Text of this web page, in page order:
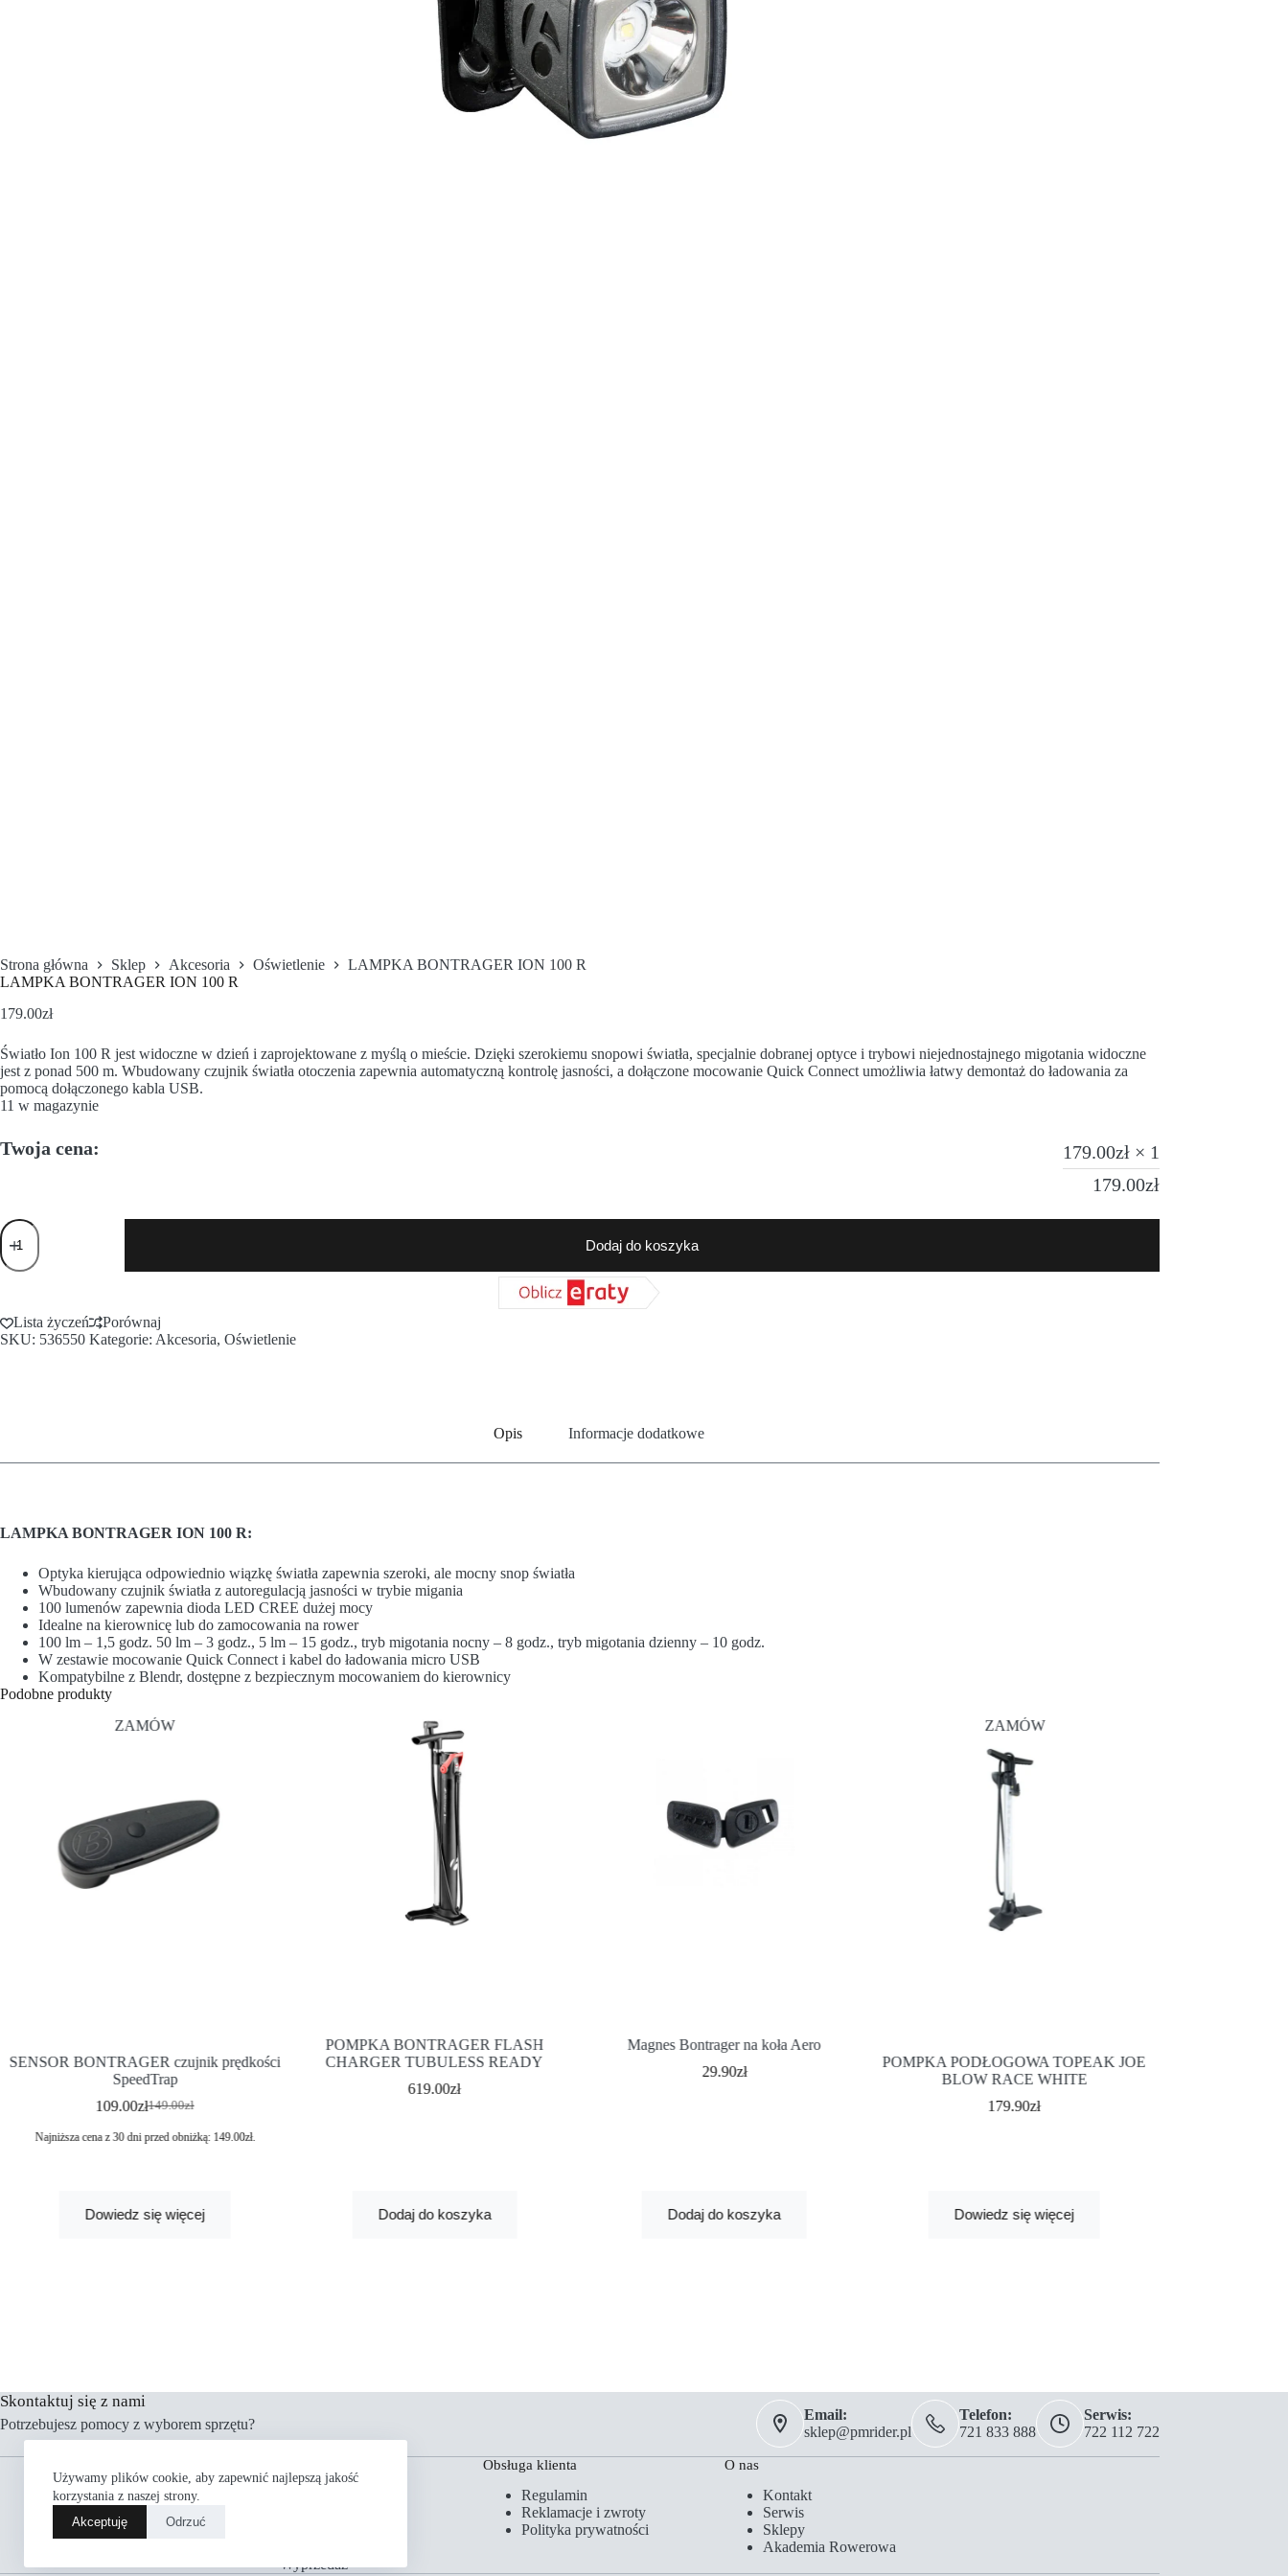
Używamy plików cookie, aby zapewnić najlepszą jakość
korzystania z naszej strony.
Akceptuję
Odrzuć
Strona główna Sklep Akcesoria Oświetlenie
LAMPKA BONTRAGER ION 100 R
LAMPKA BONTRAGER ION 100 R
179.00zł
Światło Ion 100 R jest widoczne w dzień i zaprojektowane z myślą o mieście. Dzięki szerokiemu snopowi światła, specjalnie dobranej optyce i trybowi niejednostajnego migotania widoczne
jest z ponad 500 m. Wbudowany czujnik światła otoczenia zapewnia automatyczną kontrolę jasności, a dołączone mocowanie Quick Connect umożliwia łatwy demontaż do ładowania za
pomocą dołączonego kabla USB.
11 w magazynie
Twoja cena: 179.00zł × 1
179.00zł
Dodaj do koszyka
Lista życzeń
Porównaj
SKU: 536550 Kategorie: Akcesoria, Oświetlenie
Opis Informacje dodatkowe
LAMPKA BONTRAGER ION 100 R:
Optyka kierująca odpowiednio wiązkę światła zapewnia szeroki, ale mocny snop światła
Wbudowany czujnik światła z autoregulacją jasności w trybie migania
100 lumenów zapewnia dioda LED CREE dużej mocy
Idealne na kierownicę lub do zamocowania na rower
100 lm – 1,5 godz. 50 lm – 3 godz., 5 lm – 15 godz., tryb migotania nocny – 8 godz., tryb migotania dzienny – 10 godz.
W zestawie mocowanie Quick Connect i kabel do ładowania micro USB
Kompatybilne z Blendr, dostępne z bezpiecznym mocowaniem do kierownicy
Podobne produkty
ZAMÓW
SENSOR BONTRAGER czujnik prędkości
SpeedTrap
149.00zł
109.00zł
Najniższa cena z 30 dni przed obniżką: 149.00zł.
Dowiedz się więcej
POMPKA BONTRAGER FLASH
CHARGER TUBULESS READY
619.00zł
Dodaj do koszyka
Magnes Bontrager na koła Aero
29.90zł
Dodaj do koszyka
ZAMÓW
POMPKA PODŁOGOWA TOPEAK JOE
BLOW RACE WHITE
179.90zł
Dowiedz się więcej
Skontaktuj się z nami
Potrzebujesz pomocy z wyborem sprzętu?
Email:
sklep@pmrider.pl
Telefon:
721 833 888
Serwis:
722 112 722
Wyprzedaż
Obsługa klienta
Regulamin
Reklamacje i zwroty
Polityka prywatności
O nas
Kontakt
Serwis
Sklepy
Akademia Rowerowa